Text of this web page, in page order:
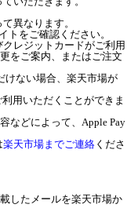
異なります。
トをご確認ください。
レジットカードがご利用
をご案内、またはご注文
けない場合、楽天市場が
用いただくことができま
などによって、Apple Pay
楽天市場までご連絡 くださ
したメールを楽天市場か